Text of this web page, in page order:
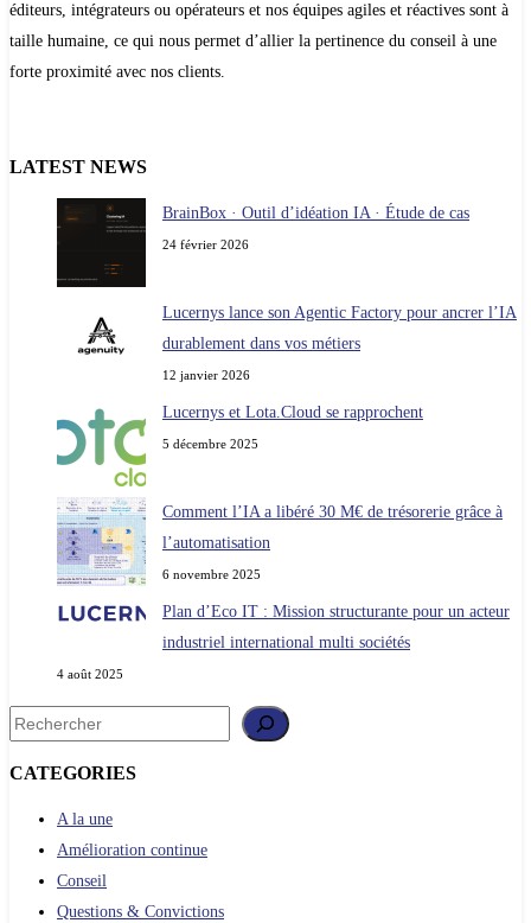
éditeurs, intégrateurs ou opérateurs et nos équipes agiles et réactives sont à
taille humaine, ce qui nous permet d’allier la pertinence du conseil à une
forte proximité avec nos clients.
LATEST NEWS
BrainBox · Outil d’idéation IA · Étude de cas
24 février 2026
Lucernys lance son Agentic Factory pour ancrer l’IA
durablement dans vos métiers
12 janvier 2026
Lucernys et Lota.Cloud se rapprochent
5 décembre 2025
Comment l’IA a libéré 30 M€ de trésorerie grâce à
l’automatisation
6 novembre 2025
Plan d’Eco IT : Mission structurante pour un acteur
industriel international multi sociétés
4 août 2025
Rechercher
CATEGORIES
A la une
Amélioration continue
Conseil
Questions & Convictions